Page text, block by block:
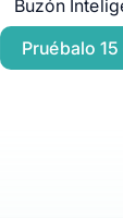
Buzón
Pruébalo